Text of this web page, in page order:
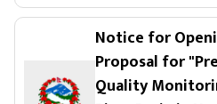
Notice for
Proposal for
Quality